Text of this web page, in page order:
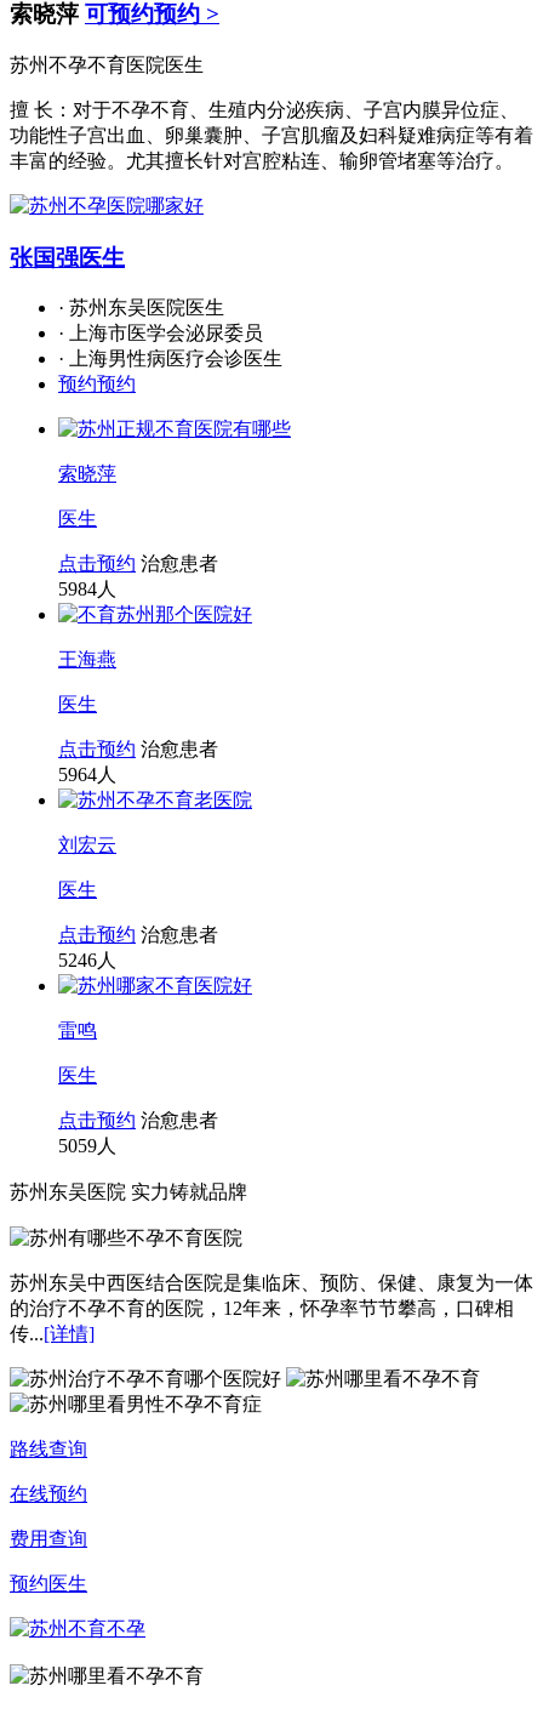
索晓萍 可预约预约 >
苏州不孕不育医院医生
擅 长：对于不孕不育、生殖内分泌疾病、子宫内膜异位症、
功能性子宫出血、卵巢囊肿、子宫肌瘤及妇科疑难病症等有着
丰富的经验。尤其擅长针对宫腔粘连、输卵管堵塞等治疗。
张国强医生
· 苏州东吴医院医生
· 上海市医学会泌尿委员
· 上海男性病医疗会诊医生
预约预约
索晓萍
医生
点击预约 治愈患者
5984人
王海燕
医生
点击预约 治愈患者
5964人
刘宏云
医生
点击预约 治愈患者
5246人
雷鸣
医生
点击预约 治愈患者
5059人
苏州东吴医院 实力铸就品牌
苏州东吴中西医结合医院是集临床、预防、保健、康复为一体
的治疗不孕不育的医院，12年来，怀孕率节节攀高，口碑相
传...[详情]
路线查询
在线预约
费用查询
预约医生